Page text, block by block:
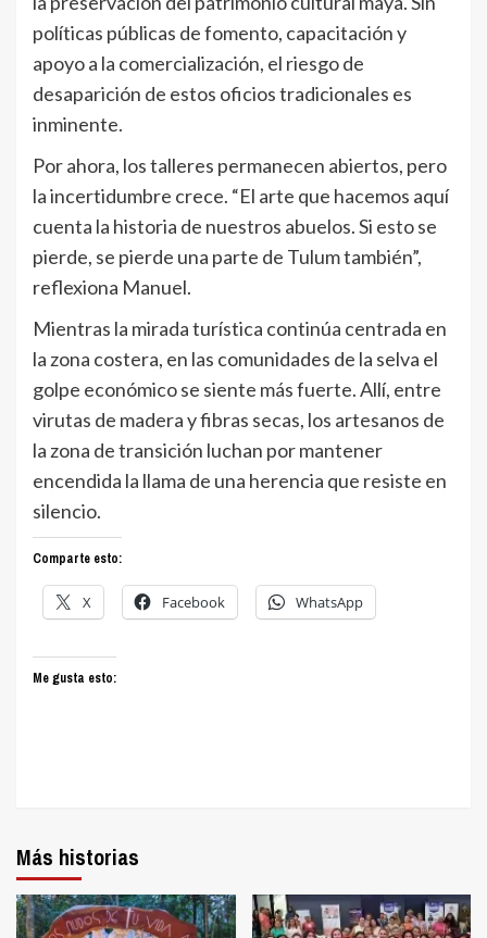
políticas públicas de fomento, capacitación y
apoyo a la comercialización, el riesgo de
desaparición de estos oficios tradicionales es
inminente.
Por ahora, los talleres permanecen abiertos, pero
la incertidumbre crece. “El arte que hacemos aquí
cuenta la historia de nuestros abuelos. Si esto se
pierde, se pierde una parte de Tulum también”,
reflexiona Manuel.
Mientras la mirada turística continúa centrada en
la zona costera, en las comunidades de la selva el
golpe económico se siente más fuerte. Allí, entre
virutas de madera y fibras secas, los artesanos de
la zona de transición luchan por mantener
encendida la llama de una herencia que resiste en
silencio.
Comparte esto:
X Facebook WhatsApp
Me gusta esto:
Más historias